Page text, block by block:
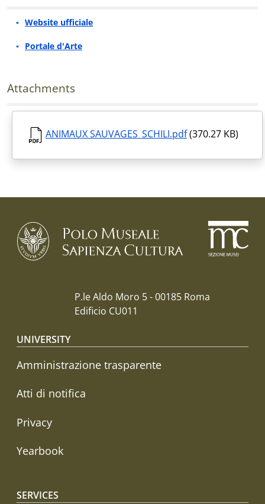
Website ufficiale
Portale d'Arte
Attachments
ANIMAUX SAUVAGES_SCHILI.pdf(370.27 KB)
P.le Aldo Moro 5 - 00185 Roma
Edificio CU011
Footer menu
UNIVERSITY
Amministrazione trasparente
Atti di notifica
Privacy
Yearbook
SERVICES